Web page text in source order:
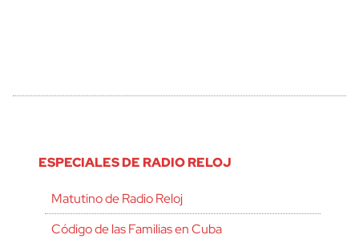
ESPECIALES DE RADIO RELOJ
Matutino de Radio Reloj
Código de las Familias en Cuba